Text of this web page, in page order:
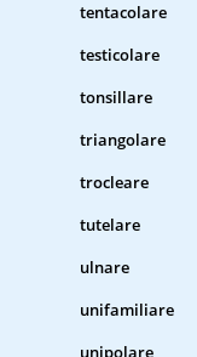
tentacolare
testicolare
tonsillare
triangolare
trocleare
tutelare
ulnare
unifamiliare
unipolare